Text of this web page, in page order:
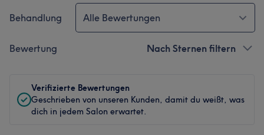
Behandlung Alle Bewertungen
Bewertung Nach Sternen filtern
Verifizierte Bewertungen
Geschrieben von unseren Kunden, damit du weißt, was
dich in jedem Salon erwartet.